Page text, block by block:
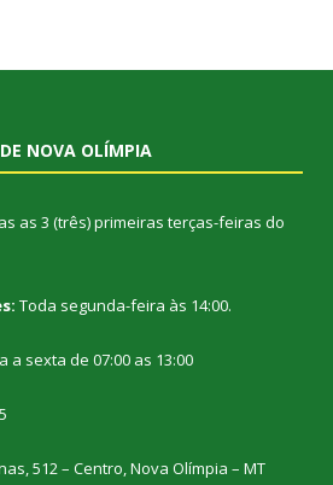
NOVA OLÍMPIA
as 3 (três) primeiras terças-feiras do
Toda segunda-feira às 14:00.
sexta de 07:00 as 13:00
512 – Centro, Nova Olímpia – MT